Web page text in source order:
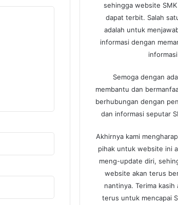
sehingga website
dapat terbit. Salah
adalah untuk
informasi dengan
Semoga dengan
membantu dan
berhubungan dengan
dan informasi seputar
Akhirnya kami
pihak untuk website ini
meng-update diri,
website akan terus
nantinya. Terima kasih
terus untuk mencapai